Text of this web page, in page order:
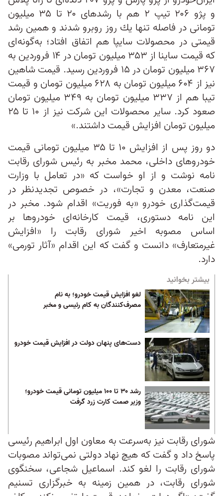
و پژو ۲۰۶ تیپ ۲ هم با رشد‌های ۲۰ تا ۳۵ میلیون
تومانی در فاصله تنها یك روز روبرو شدند و همین رشد
قیمتی در محصولات سایپا هم اتفاق افتاد؛ به‌گونه‌ای
كه قیمت ساینا از ۳۵۳ میلیون تومان در ۱۴ فروردین به
۳۶۷ میلیون تومان در ۱۵ فروردین رسید. قیمت شاهین
نیز از ۶۰۴ میلیون تومان به ۶۲۸ میلیون تومان و قیمت
تیبا هم از ۳۳۷ میلیون تومان به ۳۴۹ میلیون تومان
صعود کرد. سایر محصولات این شركت نیز از ۱۰ تا ۲۵
میلیون تومان افزایش قیمت داشتند.»
دو روز پس از افزایش ۱۰ تا ۳۵ میلیون تومانی قیمت
خودروهای داخلی، محمد مخبر به رئیس شورای رقابت
نامه نوشت و از او خواست که «در تعامل با وزارت
صنعت، معدن و تجارت»، در خصوص تجدیدنظر در
قیمت‌گذاری خودرو «به فوریت» اقدام شود. مخبر در
این نامه دستوری، قیمت‌ کارخانه‌ای خودروها بر
اساس مصوبه اخیر شورای رقابت را «افزایش
غیرمتعارف» دانست و گفت که این اقدام «آثار تورمی»
دارد.
بیشتر بخوانید
لغو افزایش قیمت خودرو؛ به نام
مصرف‌کنندگان به کام رئیسی و مخبر
دست‌های پنهان دولت در افزایش قیمت خودرو
رشد ۳۰ تا ۱۰۰ میلیون تومانی قیمت خودرو؛
وزیر صمت کارت زرد گرفت
شورای رقابت نیز به‌سرعت به معاون اول ابراهیم رئیسی
پاسخ داد و گفت که هیچ نهاد دولتی نمی‌تواند مصوبات
شورای رقابت را لغو کند. اسماعیل شجاعی، سخنگوی
شورای رقابت، در همین زمینه به خبرگزاری تسنیم